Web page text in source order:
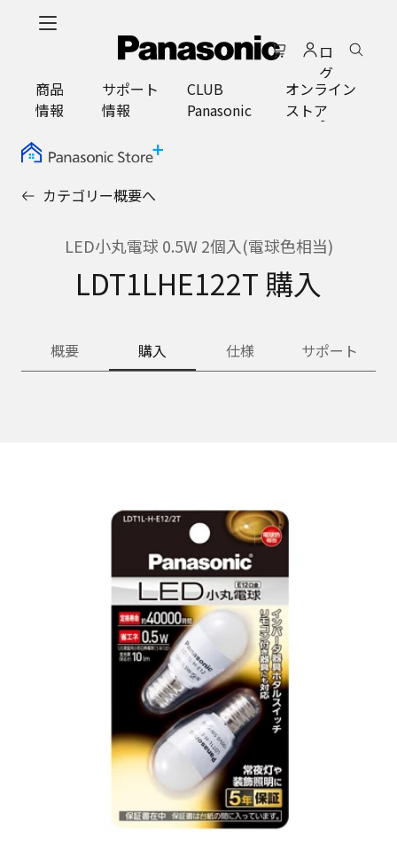
ロ
グ
イ
ン
商品
情報
サポート
情報
CLUB
Panasonic
オンライン
ストア
カテゴリー概要へ
LED小丸電球 0.5W 2個入(電球色相当)
LDT1LHE122T 購入
概要 購入 仕様 サポート